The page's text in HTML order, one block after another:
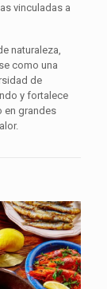
vinculadas a
naturaleza,
como una
de
y fortalece
en grandes